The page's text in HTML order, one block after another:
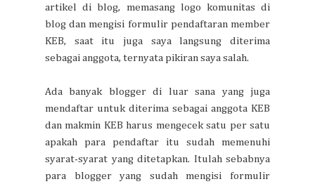
artikel di blog, memasang logo komunitas di
blog dan mengisi formulir pendaftaran member
KEB, saat itu juga saya langsung diterima
sebagai anggota, ternyata pikiran saya salah.
Ada banyak blogger di luar sana yang juga
mendaftar untuk diterima sebagai anggota KEB
dan makmin KEB harus mengecek satu per satu
apakah para pendaftar itu sudah memenuhi
syarat-syarat yang ditetapkan. Itulah sebabnya
para blogger yang sudah mengisi formulir